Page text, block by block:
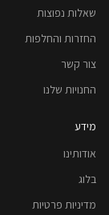
שאלות נפוצות
החזרות והחלפות
צור קשר
החנויות שלנו
מידע
אודותינו
בלוג
מדיניות פרטיות